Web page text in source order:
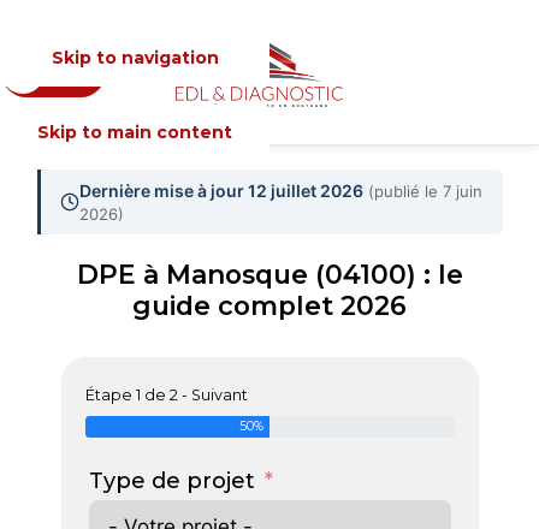
Skip to navigation
Skip to main content
MENU
Dernière mise à jour 12 juillet 2026 (publié le 7 juin
2026)
DPE à Manosque (04100) : le
guide complet 2026
Étape 1 de 2 - Suivant
50%
Type de projet